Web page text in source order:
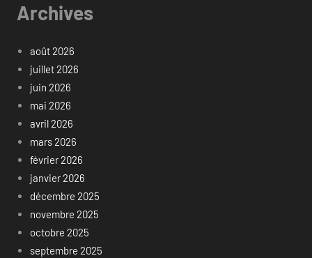
Archives
août 2026
juillet 2026
juin 2026
mai 2026
avril 2026
mars 2026
février 2026
janvier 2026
décembre 2025
novembre 2025
octobre 2025
septembre 2025